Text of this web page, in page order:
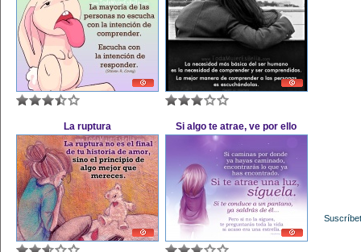
La ruptura Si algo te atrae, ve por ello